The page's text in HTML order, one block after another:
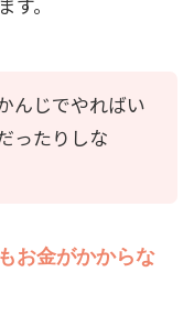
んじでやればい
ったりしな
お金がかからな